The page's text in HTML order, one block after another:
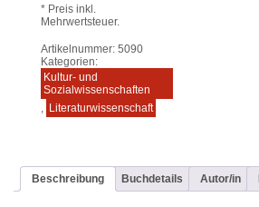
* Preis inkl.
Mehrwertsteuer.
Artikelnummer: 5090
Kategorien:
Kultur- und
Sozialwissenschaften
, Literaturwissenschaft
Beschreibung Buchdetails Autor/in